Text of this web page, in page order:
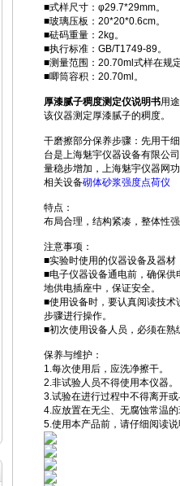
■式样尺寸：φ29.7*29mm。
■玻璃压板：20*20*0.6cm。
■砝码重量：2kg。
■执行标准：GB/T1749-89。
■测量范围：20.70ml式样在规
■唧筒容积：20.70ml。
厚漆腻子稠度测定仪说明书用
该仪器测定厚漆腻子的稠度。
干磨擦部分保养步骤：先用干
台是上海魅宇仪器设备有限公
量稳步增加，上海魅宇仪器网
相关设备砌体砂浆强度点荷仪
特点：
布局合理，结构紧凑，整体性
注意事项：
■实验时使用的仪器设备及器
■电子仪器设备通电前，确保
地供电插座中，保证安全。
■使用设备时，要认真阅读技
步骤进行操作。
■初次使用设备人员，必须在
保养与维护：
1.每次使用后，应洗净擦干。
2.非试验人员不得使用本仪器。
3.试验在进行过程中不得离开
4.应放置在无尘、无腐蚀常温
5.使用本产品前，请仔细阅读